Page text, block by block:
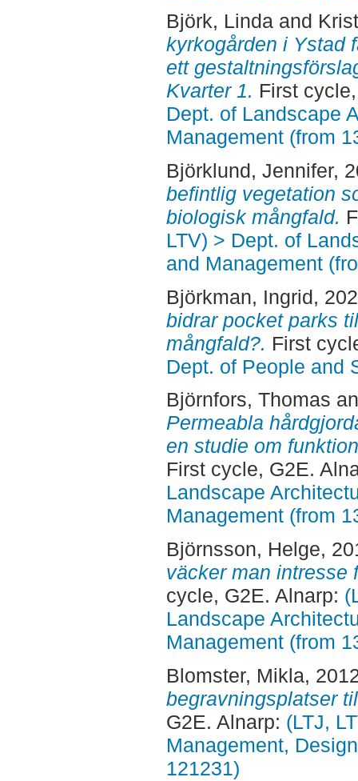
Björk, Lindaand
kyrkogården i Ystad
ett
Kvarter 1. First
Dept. of Landscape
Management (from
Björklund, Jennifer,
befintlig vegetation
biologisk mångfald.
LTV) > Dept. of
and Management
Björkman, Ingrid,
bidrar pocket parks
mångfald?. First
Dept. of People and
Björnfors, Thomas
Permeabla
en studie om
First cycle, G2E.
Landscape
Management (from
Björnsson, Helge,
väcker man intresse
cycle, G2E. Alnarp:
Landscape
Management (from
Blomster, Mikla,
begravningsplatser
G2E. Alnarp: (LTJ,
Management,
121231)